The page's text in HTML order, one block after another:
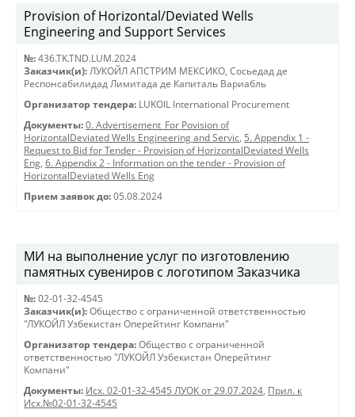
Provision of Horizontal/Deviated Wells
Engineering and Support Services
№: 436.TK.TND.LUM.2024
Заказчик(и): ЛУКОЙЛ АПСТРИМ МЕКСИКО, Сосьедад де
Респонсабилидад Лимитада де Капиталь Вариабль
Организатор тендера: LUKOIL International Procurement
Документы: 0. Advertisement_For Povision of
HorizontalDeviated Wells Engineering and Servic, 5. Appendix 1 -
Request to Bid for Tender - Provision of HorizontalDeviated Wells
Eng, 6. Appendix 2 - Information on the tender - Provision of
HorizontalDeviated Wells Eng
Прием заявок до: 05.08.2024
МИ на выполнение услуг по изготовлению
памятных сувениров с логотипом Заказчика
№: 02-01-32-4545
Заказчик(и): Общество с ограниченной ответственностью
"ЛУКОЙЛ Узбекистан Оперейтинг Компани"
Организатор тендера: Общество с ограниченной
ответственностью "ЛУКОЙЛ Узбекистан Оперейтинг
Компани"
Документы: Исх. 02-01-32-4545 ЛУОК от 29.07.2024, Прил. к
Исх.№02-01-32-4545